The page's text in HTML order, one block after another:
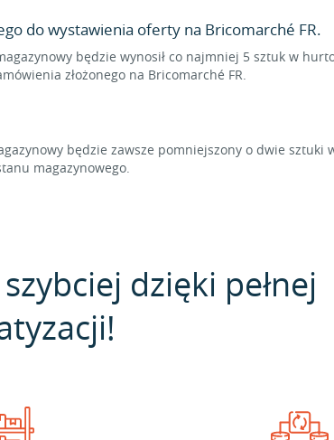
do wystawienia oferty na Bricomarché FR.
będzie wynosił co najmniej 5 sztuk w
złożonego na Bricomarché FR.
będzie zawsze pomniejszony o dwie sztuki
magazynowego.
dzięki pełnej